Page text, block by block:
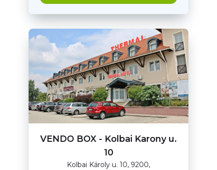
VENDO BOX - Kolbai Karony u.
10
Kolbai Károly u. 10, 9200,